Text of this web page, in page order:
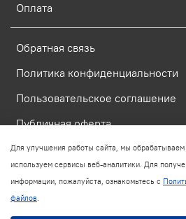
Оплата
Обратная связь
Политика конфиденциальности
Пользовательское соглашение
Публичная оферта
© 2026 Любое использование
разрешения запрещено.
Для улучшения работы сайта, мы
используем сервисы веб-аналитики. Для
информации, пожалуйста, ознакомьтесь с
файлов.